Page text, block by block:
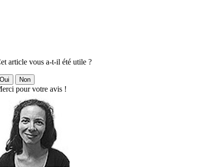
article vous a-t-il été utile ?
Non
pour votre avis !